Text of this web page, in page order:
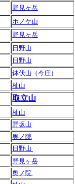
野見ヶ岳
ホノケ山
野見ヶ岳
日野山
日野山
鉢伏山（今庄）
杣山
取立山
杣山
野坂山
奥ノ院
日野山
野見ヶ岳
奥ノ院